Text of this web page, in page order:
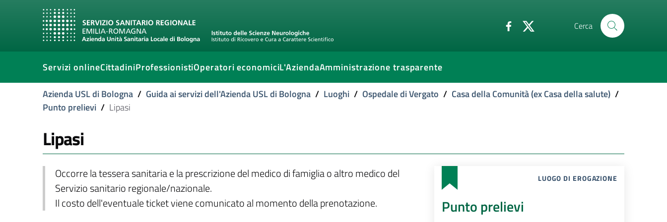
Cerca
Servizi onlineCittadiniProfessionistiOperatori economiciL'AziendaAmministrazione trasparente
Azienda USL di Bologna / Guida ai servizi dell'Azienda USL di Bologna / Luoghi / Ospedale di Vergato / Casa della Comunità (ex Casa della salute) /
Punto prelievi / Lipasi
Lipasi
Occorre la tessera sanitaria e la prescrizione del medico di famiglia o altro medico del
Servizio sanitario regionale/nazionale.
Il costo dell'eventuale ticket viene comunicato al momento della prenotazione.
LUOGO DI EROGAZIONE
Punto prelievi